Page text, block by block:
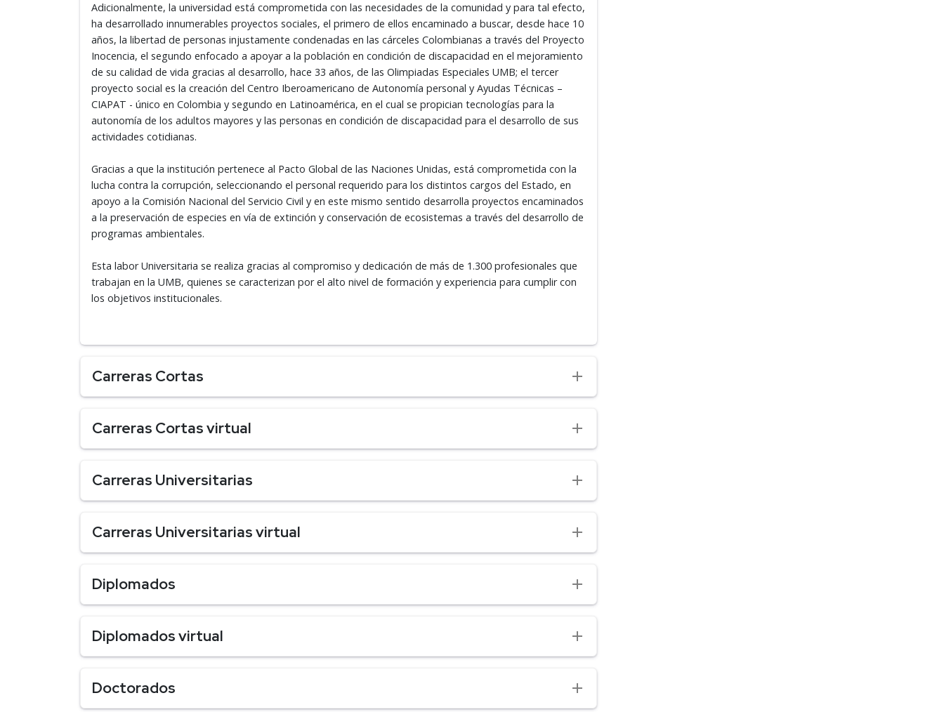
Adicionalmente, la universidad está comprometida con las necesidades de la comunidad y para tal efecto,
ha desarrollado innumerables proyectos sociales, el primero de ellos encaminado a buscar, desde hace 10
años, la libertad de personas injustamente condenadas en las cárceles Colombianas a través del Proyecto
Inocencia, el segundo enfocado a apoyar a la población en condición de discapacidad en el mejoramiento
de su calidad de vida gracias al desarrollo, hace 33 años, de las Olimpiadas Especiales UMB; el tercer
proyecto social es la creación del Centro Iberoamericano de Autonomía personal y Ayudas Técnicas –
CIAPAT - único en Colombia y segundo en Latinoamérica, en el cual se propician tecnologías para la
autonomía de los adultos mayores y las personas en condición de discapacidad para el desarrollo de sus
actividades cotidianas.
Gracias a que la institución pertenece al Pacto Global de las Naciones Unidas, está comprometida con la
lucha contra la corrupción, seleccionando el personal requerido para los distintos cargos del Estado, en
apoyo a la Comisión Nacional del Servicio Civil y en este mismo sentido desarrolla proyectos encaminados
a la preservación de especies en vía de extinción y conservación de ecosistemas a través del desarrollo de
programas ambientales.
Esta labor Universitaria se realiza gracias al compromiso y dedicación de más de 1.300 profesionales que
trabajan en la UMB, quienes se caracterizan por el alto nivel de formación y experiencia para cumplir con
los objetivos institucionales.
Carreras Cortas
Carreras Cortas virtual
Carreras Universitarias
Carreras Universitarias virtual
Diplomados
Diplomados virtual
Doctorados